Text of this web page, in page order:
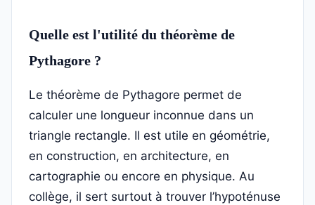
Quelle est l'utilité du théorème de
Pythagore ?
Le théorème de Pythagore permet de
calculer une longueur inconnue dans un
triangle rectangle. Il est utile en géométrie,
en construction, en architecture, en
cartographie ou encore en physique. Au
collège, il sert surtout à trouver l’hypoténuse